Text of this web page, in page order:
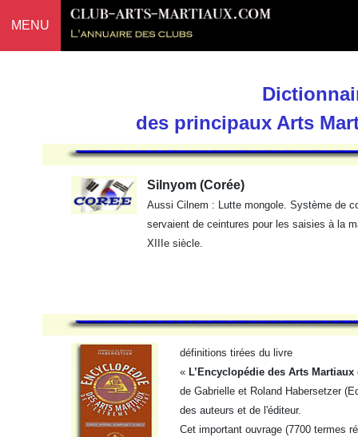
MENU
des principaux Arts
Silnyom (Corée)
Aussi Cilnem : Lutte mongole. Système de
servaient de ceintures pour les saisies à la
XIIIe siècle.
définitions tirées du livre
« L’Encyclopédie des Arts Martiaux
de Gabrielle et Roland Habersetzer
des auteurs et de l'éditeur.
Cet important ouvrage (7700 termes